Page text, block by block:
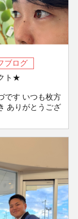
ブログ
ト★
です いつも枚方
ありがとうござ